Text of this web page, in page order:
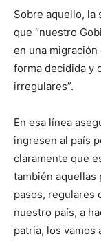
Sobre aquello, la
que “nuestro
en una
forma decidida y
irregulares”.
En esa línea
ingresen al país
claramente que
también aquellas
pasos, regulares
nuestro país, a
patria, los vamos